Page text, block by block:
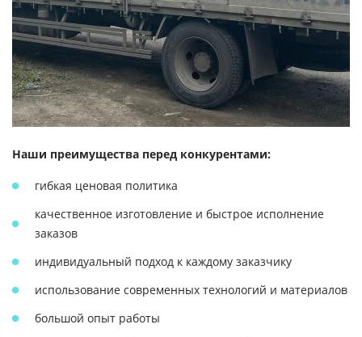
Наши преимущества перед конкурентами:
гибкая ценовая политика
качественное изготовление и быстрое исполнение
заказов
индивидуальный подход к каждому заказчику
использование современных технологий и материалов
большой опыт работы